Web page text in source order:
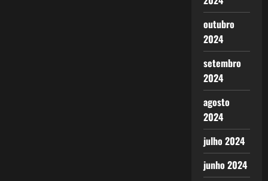
outubro
2024
setembro
2024
agosto
2024
julho 2024
junho 2024